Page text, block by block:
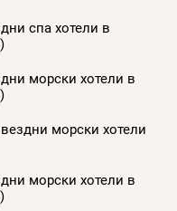
спа хотели в
морски хотели в
морски хотели
морски хотели в